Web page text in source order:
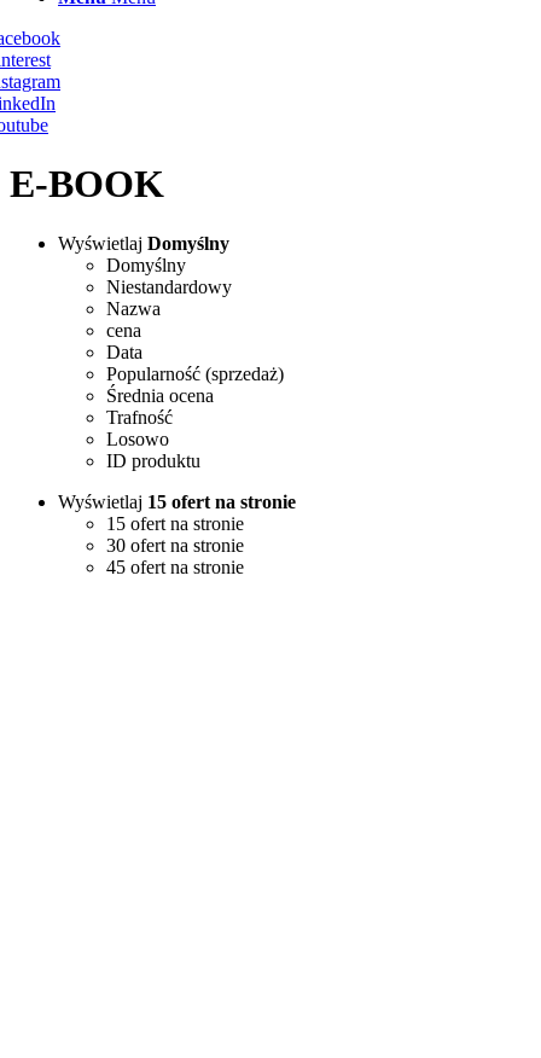
E-BOOK
Wyświetlaj Domyślny
Domyślny
Niestandardowy
Nazwa
cena
Data
Popularność (sprzedaż)
Średnia ocena
Trafność
Losowo
ID produktu
Wyświetlaj 15 ofert na stronie
15 ofert na stronie
30 ofert na stronie
45 ofert na stronie